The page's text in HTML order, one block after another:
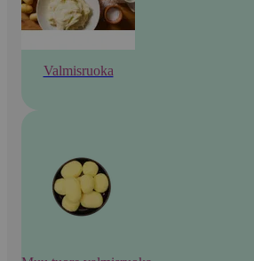
Valmisruoka